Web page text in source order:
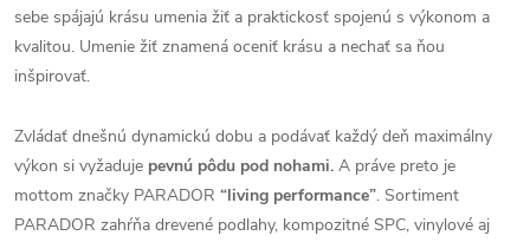
sebe spájajú krásu umenia žiť a praktickosť spojenú s výkonom a
kvalitou. Umenie žiť znamená oceniť krásu a nechať sa ňou
inšpirovať.
Zvládať dnešnú dynamickú dobu a podávať každý deň maximálny
výkon si vyžaduje pevnú pôdu pod nohami. A práve preto je
mottom značky PARADOR “living performance”. Sortiment
PARADOR zahŕňa drevené podlahy, kompozitné SPC, vinylové aj